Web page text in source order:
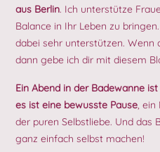
aus Berlin. Ich unterstütze
Balance in Ihr Leben zu
dabei sehr unterstützen. Wenn
dann gebe ich dir mit diesem
Ein Abend in der Badewanne
es ist eine bewusste Pause ,
der puren Selbstliebe. Und das
ganz einfach selbst machen!